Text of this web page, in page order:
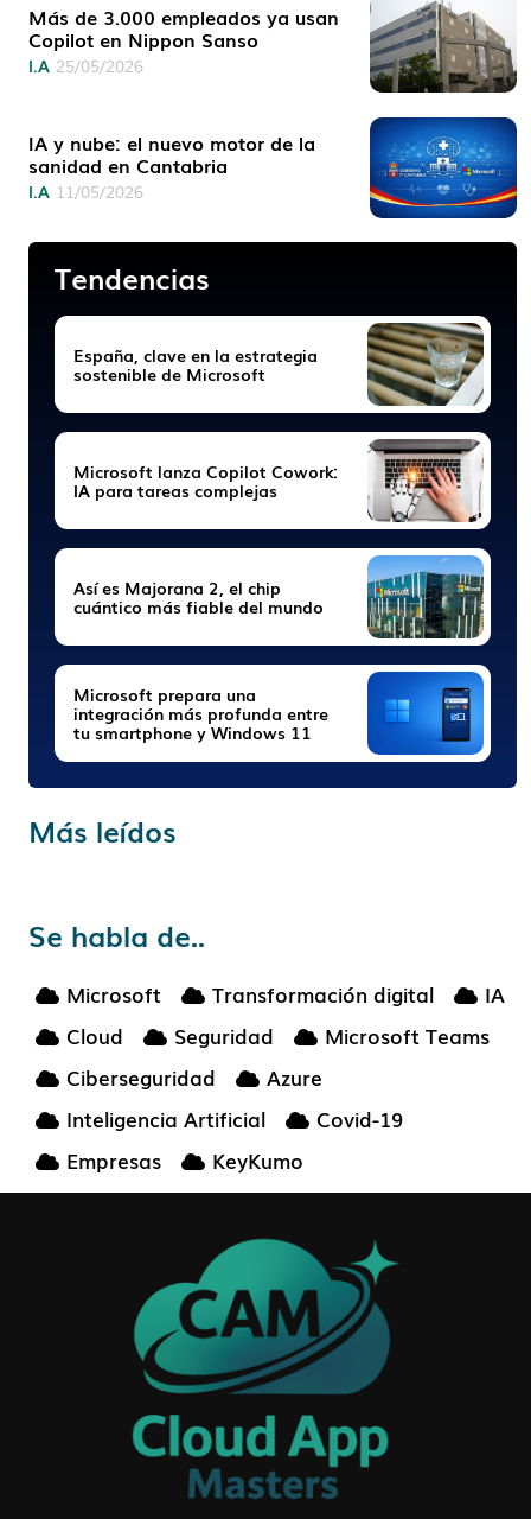
Más de 3.000 empleados ya usan
Copilot en Nippon Sanso
I.A 25/05/2026
IA y nube: el nuevo motor de la
sanidad en Cantabria
I.A 11/05/2026
Tendencias
España, clave en la estrategia
sostenible de Microsoft
Microsoft lanza Copilot Cowork:
IA para tareas complejas
Así es Majorana 2, el chip
cuántico más fiable del mundo
Microsoft prepara una
integración más profunda entre
tu smartphone y Windows 11
Más leídos
Se habla de..
Microsoft Transformación digital
IA
Cloud
Seguridad
Microsoft Teams
Ciberseguridad
Azure
Inteligencia Artificial
Covid-19
Empresas
KeyKumo